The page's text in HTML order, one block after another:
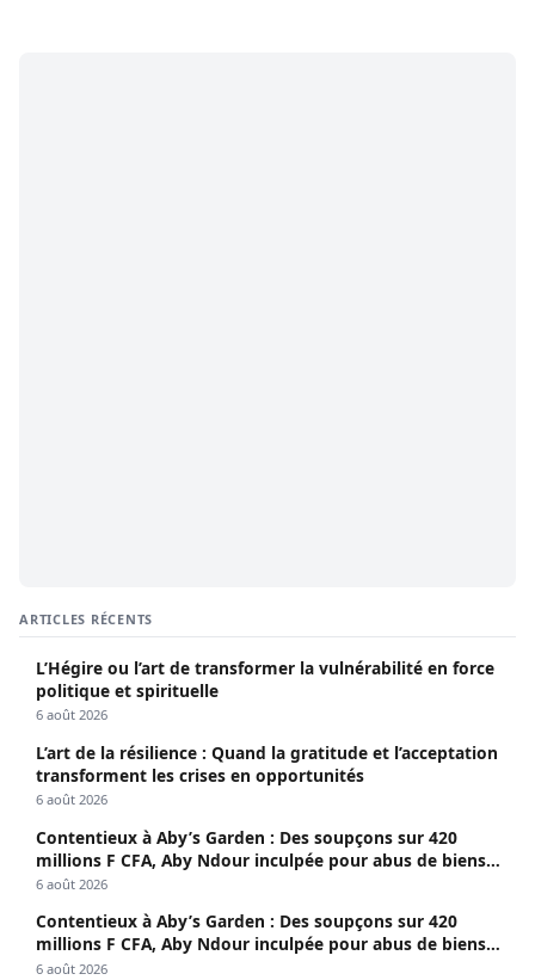
ARTICLES RÉCENTS
L’Hégire ou l’art de transformer la vulnérabilité en force
politique et spirituelle
6 août 2026
L’art de la résilience : Quand la gratitude et l’acceptation
transforment les crises en opportunités
6 août 2026
Contentieux à Aby’s Garden : Des soupçons sur 420
millions F CFA, Aby Ndour inculpée pour abus de biens
sociaux
6 août 2026
Contentieux à Aby’s Garden : Des soupçons sur 420
millions F CFA, Aby Ndour inculpée pour abus de biens
sociaux
6 août 2026